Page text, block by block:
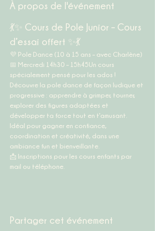
À propos de l'événement
💃✨ Cours de Pole Junior – Cours
d’essai offert ✨💃
💜 Pole Dance (10 à 15 ans – avec Charlène)
📅 Mercredi 14h30 – 15h45Un cours
spécialement pensé pour les ados !
Découvre la pole dance de façon ludique et
progressive : apprendre à grimper, tourner,
explorer des figures adaptées et
développer ta force tout en t’amusant.
Idéal pour gagner en confiance,
coordination et créativité, dans une
ambiance fun et bienveillante.
📩 Inscriptions pour les cours enfants par
mail ou téléphone.
Partager cet événement